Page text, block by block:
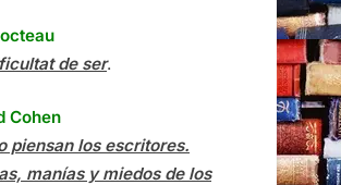
de ser.
Cohen
piensan los escritores.
manías y miedos de los